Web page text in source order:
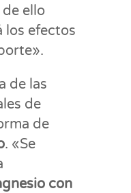
ello
los efectos
de las
de
de
. «Se
con